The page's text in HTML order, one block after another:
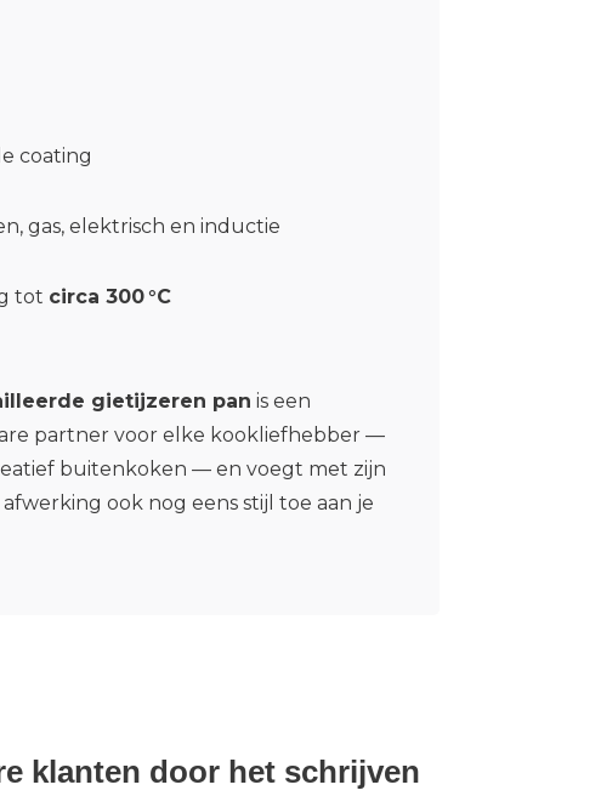
coating
gas, elektrisch en inductie
tot circa 300 °C
gietijzeren pan is een
partner voor elke kookliefhebber —
buitenkoken — en voegt met zijn
ook nog eens stijl toe aan je
klanten door het schrijven